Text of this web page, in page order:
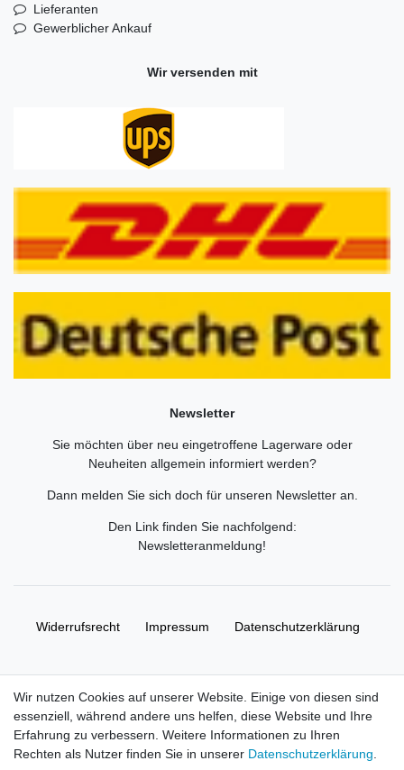
Lieferanten
Gewerblicher Ankauf
Wir versenden mit
Newsletter
Sie möchten über neu eingetroffene Lagerware oder
Neuheiten allgemein informiert werden?
Dann melden Sie sich doch für unseren Newsletter an.
Den Link finden Sie nachfolgend:
Newsletteranmeldung!
Widerrufs­recht Impressum Daten­schutz­erklärung
© Copyright 2026 | Alle Rechte vorbehalten. HL-
Handelsgesellschaft mbH.
Wir nutzen Cookies auf unserer Website. Einige von diesen sind
essenziell, während andere uns helfen, diese Website und Ihre
Erfahrung zu verbessern. Weitere Informationen zu Ihren
Rechten als Nutzer finden Sie in unserer Daten­schutz­erklärung